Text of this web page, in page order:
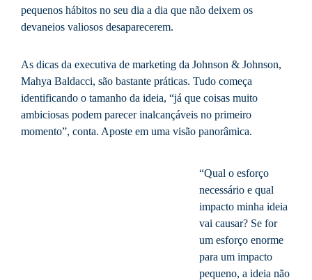
pequenos hábitos no seu dia a dia que não deixem os
devaneios valiosos desaparecerem.
As dicas da executiva de marketing da Johnson & Johnson,
Mahya Baldacci, são bastante práticas. Tudo começa
identificando o tamanho da ideia, “já que coisas muito
ambiciosas podem parecer inalcançáveis no primeiro
momento”, conta. Aposte em uma visão panorâmica.
“Qual o esforço
necessário e qual
impacto minha ideia
vai causar? Se for
um esforço enorme
para um impacto
pequeno, a ideia não